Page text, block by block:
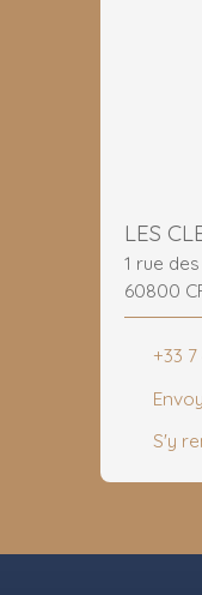
LES
1 rue
60800
+33
S'y